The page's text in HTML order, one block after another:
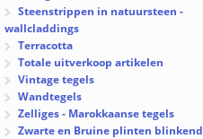
Steenstrippen in natuursteen -
wallcladdings
Terracotta
Totale uitverkoop artikelen
Vintage tegels
Wandtegels
Zelliges - Marokkaanse tegels
Zwarte en Bruine plinten blinkend